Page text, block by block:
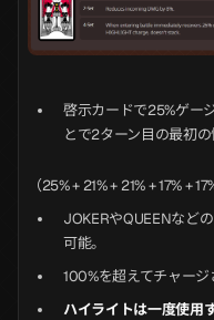
啓示カードで25%ゲー
とで2ターン目の最初の
（25% + 21% + 21% + 17% +
JOKERやQUEENなど
可能。
100%を超えてチャージ
ハイライトは一度使用